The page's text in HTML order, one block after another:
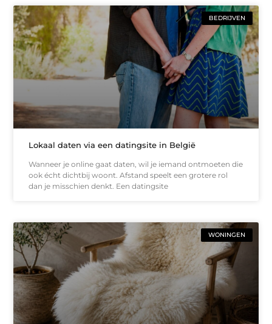
BEDRIJVEN
Lokaal daten via een datingsite in België
Wanneer je online gaat daten, wil je iemand ontmoeten die
ook écht dichtbij woont. Afstand speelt een grotere rol
dan je misschien denkt. Een datingsite
WONINGEN